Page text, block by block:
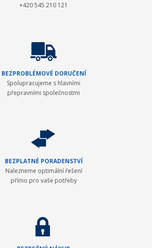
+420 545 210 121
BEZPROBLÉMOVÉ DORUČENÍ
Spolupracujeme s hlavními
přepravními společnostmi
BEZPLATNÉ PORADENSTVÍ
Nalezneme optimální řešení
přímo pro vaše potřeby